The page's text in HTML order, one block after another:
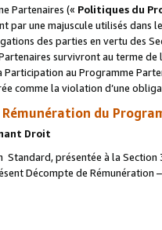
Partenaires (« Politiques du
par une majuscule utilisés
des parties en vertu des
survivront au terme
au Programme
comme la violation d’une
Rémunération du
Droit
Standard, présentée à la
Décompte de Rémunération